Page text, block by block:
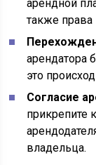
арендной
также права
арендатора
это
Согласие
прикрепите
владельца.